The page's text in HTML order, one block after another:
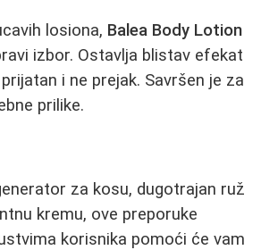
losiona, Balea Body Lotion
izbor. Ostavlja blistav efekat
i ne prejak. Savršen je za
prilike.
za kosu, dugotrajan ruž
kremu, ove preporuke
korisnika pomoći će vam